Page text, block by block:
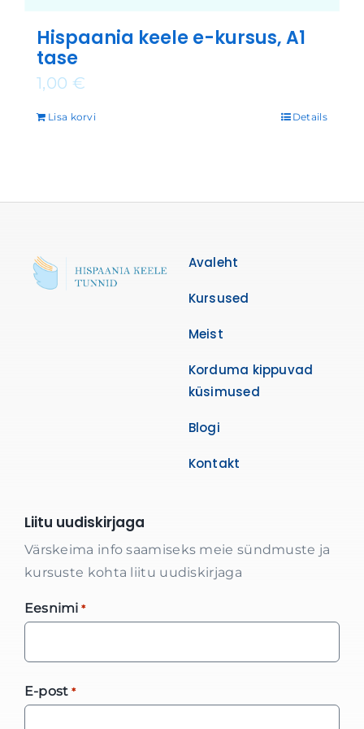
Hispaania keele e-kursus, A1
tase
1,00 €
Lisa korvi Details
Avaleht
Kursused
Meist
Korduma kippuvad
küsimused
Blogi
Kontakt
Liitu uudiskirjaga
Värskeima info saamiseks meie sündmuste ja
kursuste kohta liitu uudiskirjaga
Eesnimi *
E-post *